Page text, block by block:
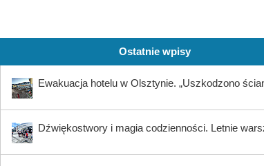
Ostatnie wpisy
Ewakuacja hotelu w Olsztynie. „Uszkodzono
Dźwiękostwory i magia codzienności. Letnie